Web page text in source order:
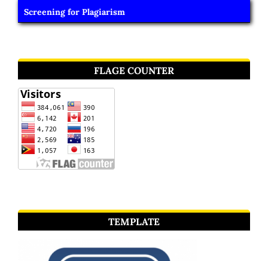
Screening for Plagiarism
FLAGE COUNTER
TEMPLATE